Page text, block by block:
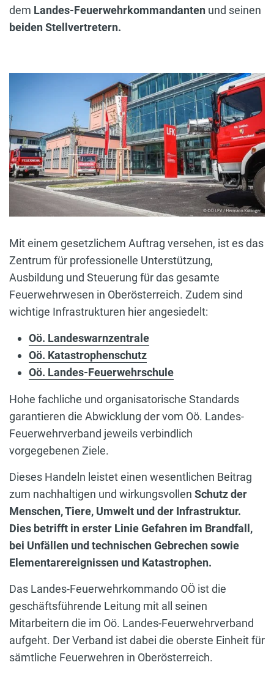
dem Landes-Feuerwehrkommandanten und seinen
beiden Stellvertretern.
Mit einem gesetzlichem Auftrag versehen, ist es das
Zentrum für professionelle Unterstützung,
Ausbildung und Steuerung für das gesamte
Feuerwehrwesen in Oberösterreich. Zudem sind
wichtige Infrastrukturen hier angesiedelt:
Oö. Landeswarnzentrale
Oö. Katastrophenschutz
Oö. Landes-Feuerwehrschule
Hohe fachliche und organisatorische Standards
garantieren die Abwicklung der vom Oö. Landes-
Feuerwehrverband jeweils verbindlich
vorgegebenen Ziele.
Dieses Handeln leistet einen wesentlichen Beitrag
zum nachhaltigen und wirkungsvollen Schutz der
Menschen, Tiere, Umwelt und der Infrastruktur.
Dies betrifft in erster Linie Gefahren im Brandfall,
bei Unfällen und technischen Gebrechen sowie
Elementarereignissen und Katastrophen.
Das Landes-Feuerwehrkommando OÖ ist die
geschäftsführende Leitung mit all seinen
Mitarbeitern die im Oö. Landes-Feuerwehrverband
aufgeht. Der Verband ist dabei die oberste Einheit für
sämtliche Feuerwehren in Oberösterreich.